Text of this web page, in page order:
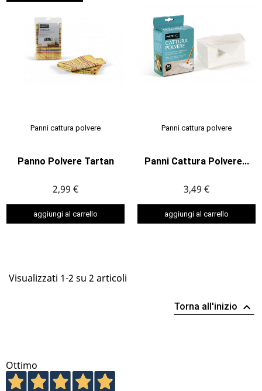
Panni cattura polvere
Panno Polvere Tartan
2,99 €
aggiungi al carrello
Panni cattura polvere
Panni Cattura Polvere...
3,49 €
aggiungi al carrello
Visualizzati 1-2 su 2 articoli
Torna all'inizio 
Ottimo